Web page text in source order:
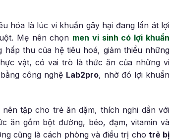
hóa là lúc vi khuẩn gây hại đang lấn át lợi
Mẹ nên chọn men vi sinh có lợi khuẩn
hấp thu của hệ tiêu hoá, giảm thiểu những
vật, có vai trò là thức ăn của những vi
công nghệ Lab2pro, nhờ đó lợi khuẩn
tập cho trẻ ăn dặm, thích nghi dần với
ăn gồm bột đường, béo, đạm, vitamin và
cũng là cách phòng và điều trị cho trẻ bị